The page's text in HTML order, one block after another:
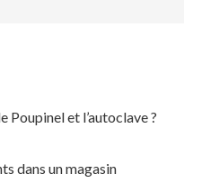
Poupinel et l’autoclave ?
dans un magasin